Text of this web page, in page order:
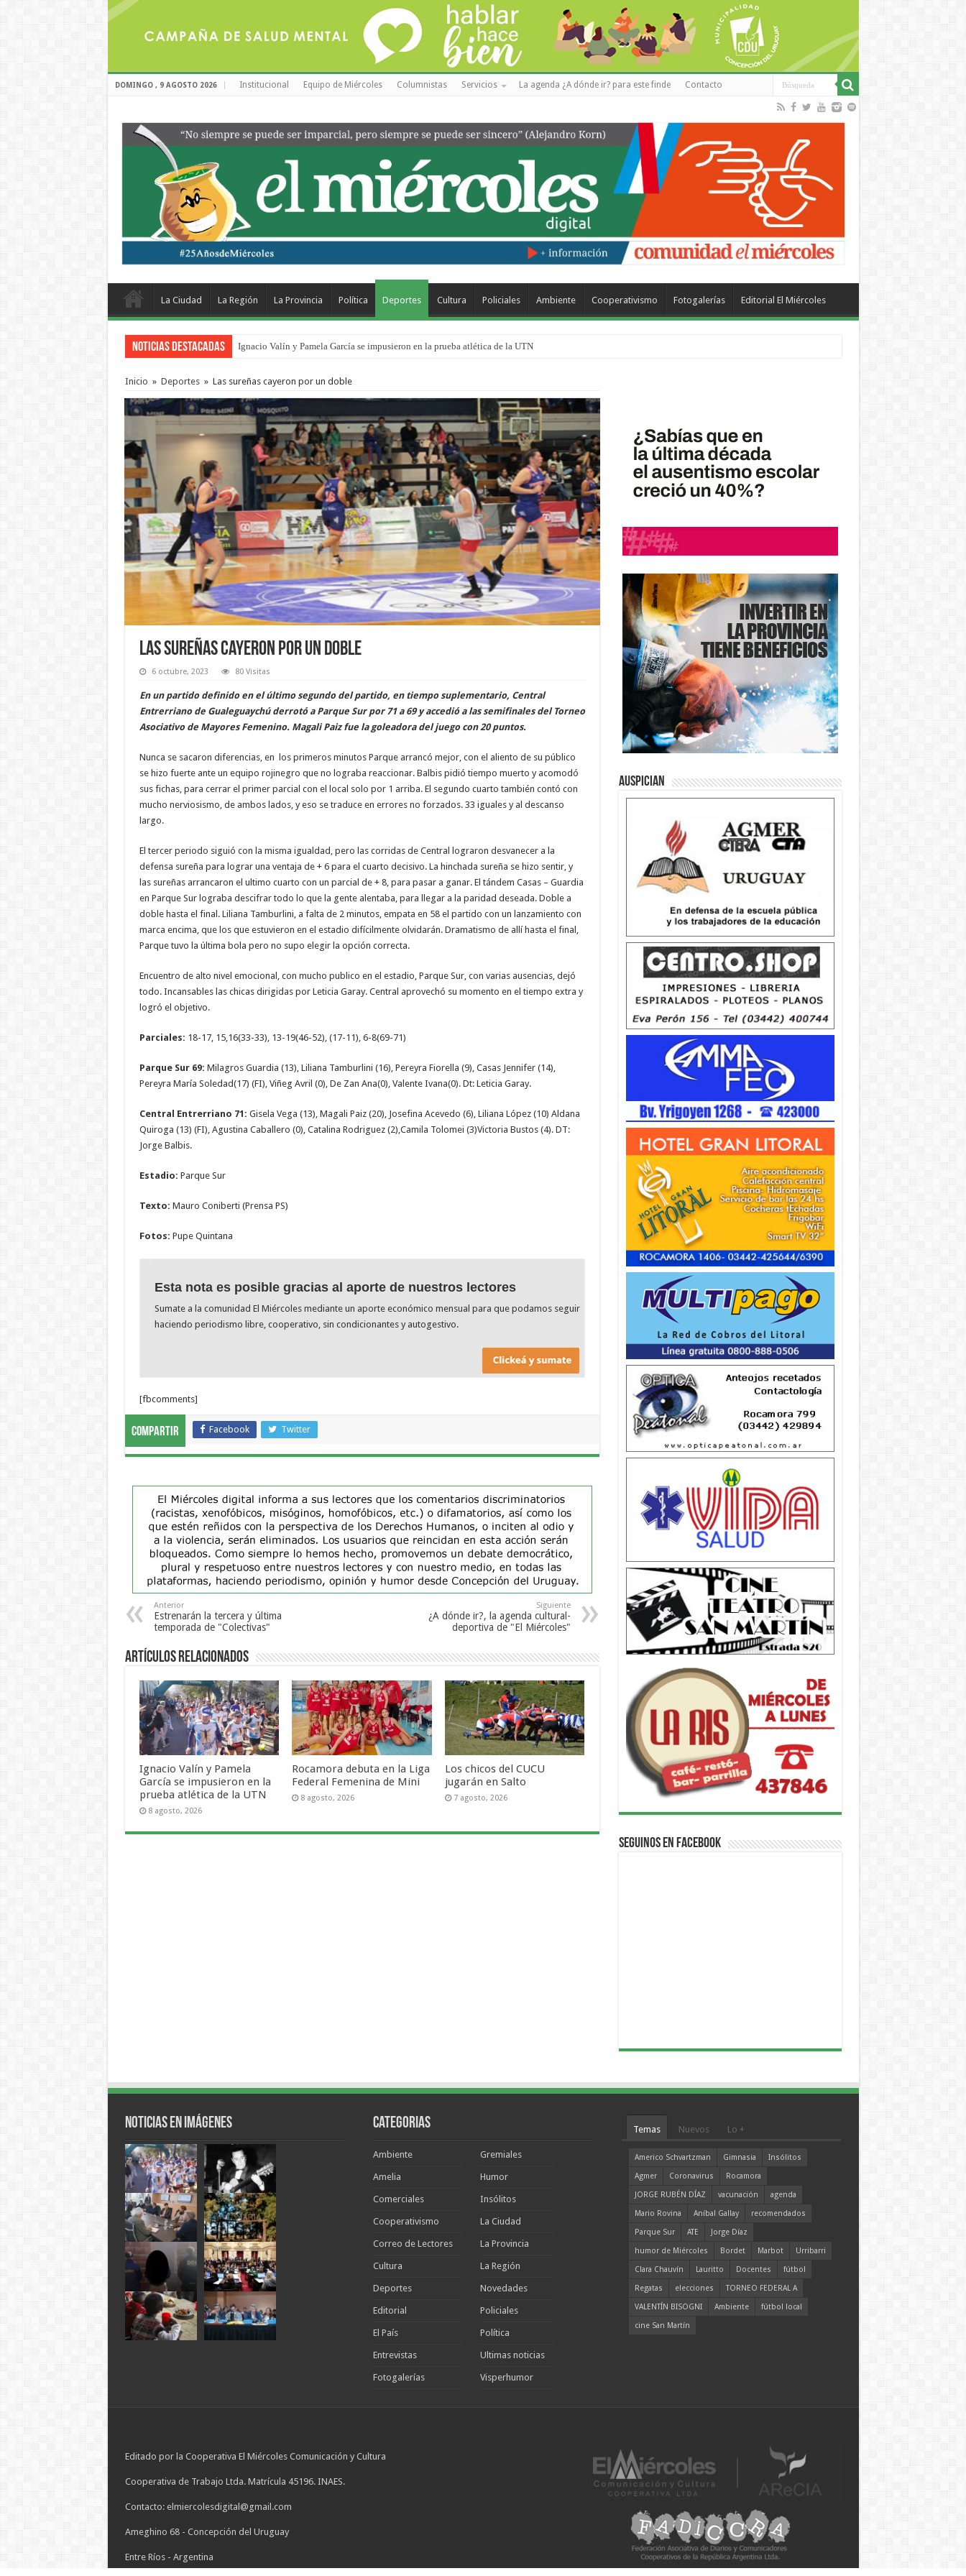
DOMINGO , 9 AGOSTO 2026 Institucional Equipo de Miércoles Columnistas Servicios La agenda ¿A dónde ir? para este finde Contacto
La Ciudad La Región La Provincia Política Deportes Cultura Policiales Ambiente Cooperativismo Fotogalerías Editorial El Miércoles
Noticias Destacadas Ignacio Valín y Pamela García se impusieron en la prueba atlética de la UTN
Inicio » Deportes » Las sureñas cayeron por un doble
Las sureñas cayeron por un doble
6 octubre, 2023 80 Visitas
En un partido definido en el último segundo del partido, en tiempo suplementario, Central
Entrerriano de Gualeguaychú derrotó a Parque Sur por 71 a 69 y accedió a las semifinales del Torneo
Asociativo de Mayores Femenino. Magali Paiz fue la goleadora del juego con 20 puntos.
Nunca se sacaron diferencias, en los primeros minutos Parque arrancó mejor, con el aliento de su público
se hizo fuerte ante un equipo rojinegro que no lograba reaccionar. Balbis pidió tiempo muerto y acomodó
sus fichas, para cerrar el primer parcial con el local solo por 1 arriba. El segundo cuarto también contó con
mucho nerviosismo, de ambos lados, y eso se traduce en errores no forzados. 33 iguales y al descanso
largo.
El tercer periodo siguió con la misma igualdad, pero las corridas de Central lograron desvanecer a la
defensa sureña para lograr una ventaja de + 6 para el cuarto decisivo. La hinchada sureña se hizo sentir, y
las sureñas arrancaron el ultimo cuarto con un parcial de + 8, para pasar a ganar. El tándem Casas – Guardia
en Parque Sur lograba descifrar todo lo que la gente alentaba, para llegar a la paridad deseada. Doble a
doble hasta el final. Liliana Tamburlini, a falta de 2 minutos, empata en 58 el partido con un lanzamiento con
marca encima, que los que estuvieron en el estadio difícilmente olvidarán. Dramatismo de allí hasta el final,
Parque tuvo la última bola pero no supo elegir la opción correcta.
Encuentro de alto nivel emocional, con mucho publico en el estadio, Parque Sur, con varias ausencias, dejó
todo. Incansables las chicas dirigidas por Leticia Garay. Central aprovechó su momento en el tiempo extra y
logró el objetivo.
Parciales: 18-17, 15,16(33-33), 13-19(46-52), (17-11), 6-8(69-71)
Parque Sur 69: Milagros Guardia (13), Liliana Tamburlini (16), Pereyra Fiorella (9), Casas Jennifer (14),
Pereyra María Soledad(17) (FI), Viñeg Avril (0), De Zan Ana(0), Valente Ivana(0). Dt: Leticia Garay.
Central Entrerriano 71: Gisela Vega (13), Magali Paiz (20), Josefina Acevedo (6), Liliana López (10) Aldana
Quiroga (13) (FI), Agustina Caballero (0), Catalina Rodriguez (2),Camila Tolomei (3)Victoria Bustos (4). DT:
Jorge Balbis.
Estadio: Parque Sur
Texto: Mauro Coniberti (Prensa PS)
Fotos: Pupe Quintana
Esta nota es posible gracias al aporte de nuestros lectores
Sumate a la comunidad El Miércoles mediante un aporte económico mensual para que podamos seguir
haciendo periodismo libre, cooperativo, sin condicionantes y autogestivo.
[fbcomments]
Compartir Facebook Twitter
Anterior
Estrenarán la tercera y última
temporada de "Colectivas"
Siguiente
¿A dónde ir?, la agenda cultural-
deportiva de "El Miércoles"
Artículos Relacionados
Ignacio Valín y Pamela
García se impusieron en la
prueba atlética de la UTN
8 agosto, 2026
Rocamora debuta en la Liga
Federal Femenina de Mini
8 agosto, 2026
Los chicos del CUCU
jugarán en Salto
7 agosto, 2026
Auspician
Seguinos en Facebook
Noticias en Imágenes Categorias
Ambiente
Amelia
Comerciales
Cooperativismo
Correo de Lectores
Cultura
Deportes
Editorial
El País
Entrevistas
Fotogalerías
Gremiales
Humor
Insólitos
La Ciudad
La Provincia
La Región
Novedades
Policiales
Política
Ultimas noticias
Visperhumor
Temas Nuevos Lo +
Americo Schvartzman Gimnasia
Insólitos
Agmer
Coronavirus
Rocamora
JORGE RUBÉN DÍAZ
vacunación
agenda
Mario Rovina
Aníbal Gallay
recomendados
Parque Sur
ATE
Jorge Díaz
humor de Miércoles
Bordet Marbot
Urribarri
Clara Chauvín
Lauritto Docentes
fútbol
Regatas
elecciones
TORNEO FEDERAL A
VALENTÍN BISOGNI
Ambiente
fútbol local
cine San Martín
Editado por la Cooperativa El Miércoles Comunicación y Cultura
Cooperativa de Trabajo Ltda. Matrícula 45196. INAES.
Contacto: elmiercolesdigital@gmail.com
Ameghino 68 - Concepción del Uruguay
Entre Ríos - Argentina